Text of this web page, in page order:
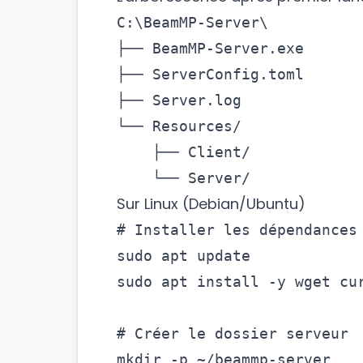
C:\BeamMP-Server\
├── BeamMP-Server.exe
├── ServerConfig.toml
├── Server.log
└── Resources/
    ├── Client/
Sur Linux (Debian/Ubuntu)
# Installer les dépendances
sudo apt update
sudo apt install -y wget
# Créer le dossier serveur
mkdir -p ~/beammp-server